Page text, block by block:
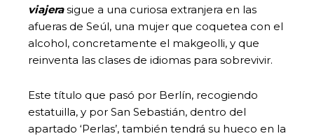
viajerasigue a una curiosa extranjera en las
afueras de Seúl, una mujer que coquetea con el
alcohol, concretamente el makgeolli, y que
reinventa las clases de idiomas para sobrevivir.
Este título que pasó por Berlín, recogiendo
estatuilla, y por San Sebastián, dentro del
apartado ‘Perlas’, también tendrá su hueco en la